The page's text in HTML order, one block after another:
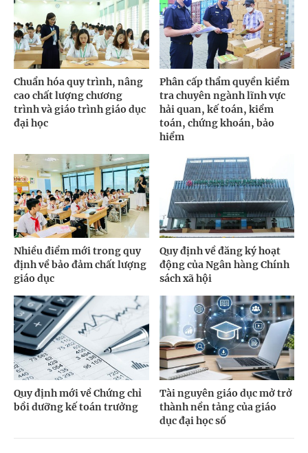
Chuẩn hóa quy trình, nâng
cao chất lượng chương
trình và giáo trình giáo dục
đại học
Phân cấp thẩm quyền kiểm
tra chuyên ngành lĩnh vực
hải quan, kế toán, kiểm
toán, chứng khoán, bảo
hiểm
Nhiều điểm mới trong quy
định về bảo đảm chất lượng
giáo dục
Quy định về đăng ký hoạt
động của Ngân hàng Chính
sách xã hội
Quy định mới về Chứng chỉ
bồi dưỡng kế toán trưởng
Tài nguyên giáo dục mở trở
thành nền tảng của giáo
dục đại học số